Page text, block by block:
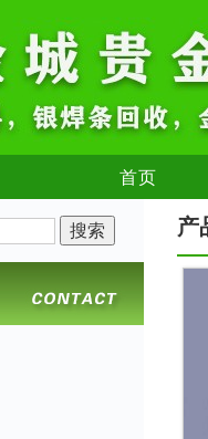
首页
产